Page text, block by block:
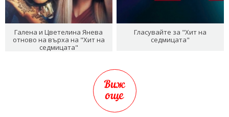
Галена и Цветелина Янева
отново на върха на "Хит на
седмицата"
Гласувайте за "Хит на
седмицата"
Виж
още